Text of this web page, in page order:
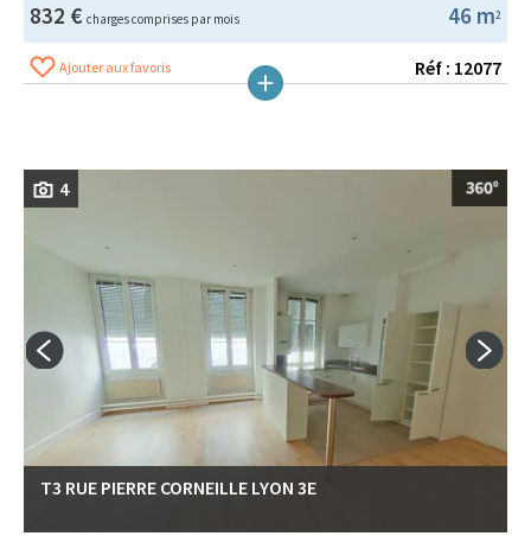
46 m2
832 € charges comprises par mois
Ajouter aux favoris Réf : 12077
4
T3 RUE PIERRE CORNEILLE LYON 3E